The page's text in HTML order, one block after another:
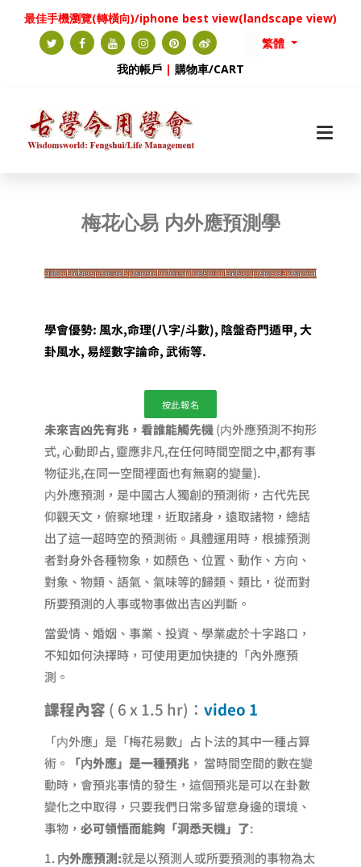
最佳手機瀏覽(轉橫向)/iphone best view(landscape view)
繁體
我的帳戶 | 購物車/CART
梅花心易 内外應預測學
學會優勢: 風水,命理(八字/斗數), 陰盤奇門遁甲, 大
卦風水, 易經數字論命, 武術等.
按此報名
未來吉凶先有兆，看誰能觸先機(内外應預測不拘形
式, 心動即占, 靈應非凡,在任何時間空間之中,都有事
物征兆,在同一空間裡面也有無窮的變量).
内外應預測，是中國古人獨創的預測術，古代先民
仰觀天文，俯察地理，近取諸身，遠取諸物，總結
出了這一超時空的預測術。具體運用時，根據預測
者對身外各種物象，如顏色、位置、動作、方向、
對象、物類、語氣、氣味等的歸類、類比，從而對
所要預測的人事或物事做出吉凶判斷。
當愛情、婚姻、事業、投資、學業處於十字路口，
不知如何決擇時，可使用更加快捷的「內外應預
測。
課程內容 ( 6 x 1.5 hr)： video 1
「内外應」是「梅花易數」占卜法的其中一種占算
術。
「内外應」是一種預兆 ， 當時間空間的數在變
動時，會預兆事情的發生，這個預兆是可以在卦數
變化之中取得，只要我們日常多留意身邊的環境、
事物， 必可領悟而能夠「洞悉天機」了:
内外應預測:就是以預測人或所要預測的事物為太